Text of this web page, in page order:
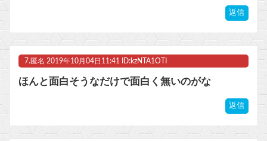
返信
7. 匿名 2019年10月04日11:41 ID:kzNTA1OTI
ほんと面白そうなだけで面白く無いのがな
返信